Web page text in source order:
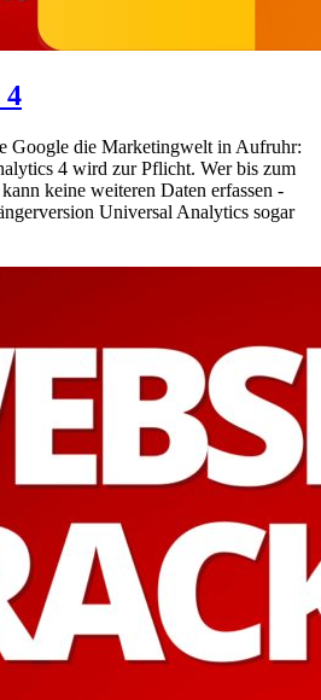
4
Google die Marketingwelt in Aufruhr:
4 wird zur Pflicht. Wer bis zum
keine weiteren Daten erfassen -
Universal Analytics sogar